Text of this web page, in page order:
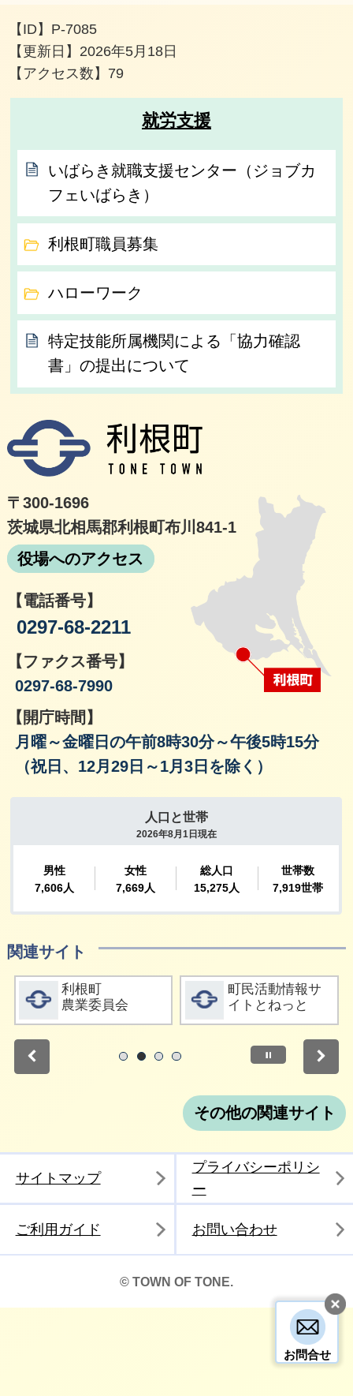
お問合せ
【ID】 P-7085
【更新日】 2026年5月18日
【アクセス数】 79
就労支援
いばらき就職支援センター（ジョブカ
フェいばらき）
利根町職員募集
ハローワーク
特定技能所属機関による「協力確認
書」の提出について
〒300-1696
茨城県北相馬郡利根町布川841-1
役場へのアクセス
【電話番号】
0297-68-2211
【ファクス番号】
0297-68-7990
【開庁時間】
月曜～金曜日の午前8時30分～午後5時15分
（祝日、12月29日～1月3日を除く）
関連サイト
詳細をみる
利根町
農業委員会
詳細をみる
町民活動情報サ
イトとねっと
停止
その他の関連サイト
サイトマップ
プライバシーポリシ
ー
ご利用ガイド お問い合わせ
© TOWN OF TONE.